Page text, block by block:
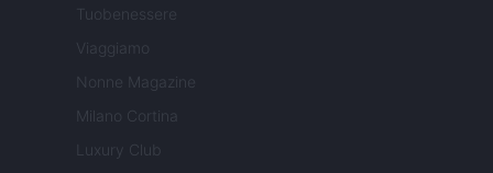
Tuobenessere
Viaggiamo
Nonne Magazine
Milano Cortina
Luxury Club